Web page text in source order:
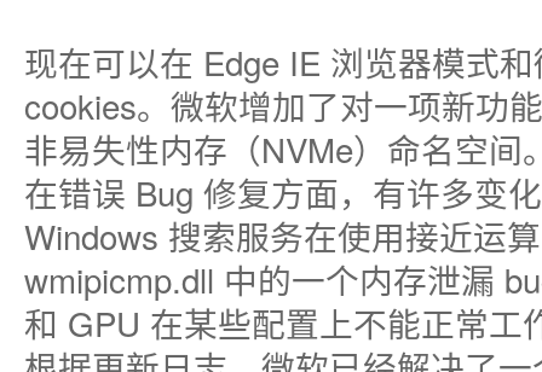
现在可以在 Edge IE 浏览器模式
cookies。微软增加了对一项新功
非易失性内存（NVMe）命名空间
在错误 Bug 修复方面，有许多变
Windows 搜索服务在使用接近运
wmipicmp.dll 中的一个内存泄漏
和 GPU 在某些配置上不能正常工